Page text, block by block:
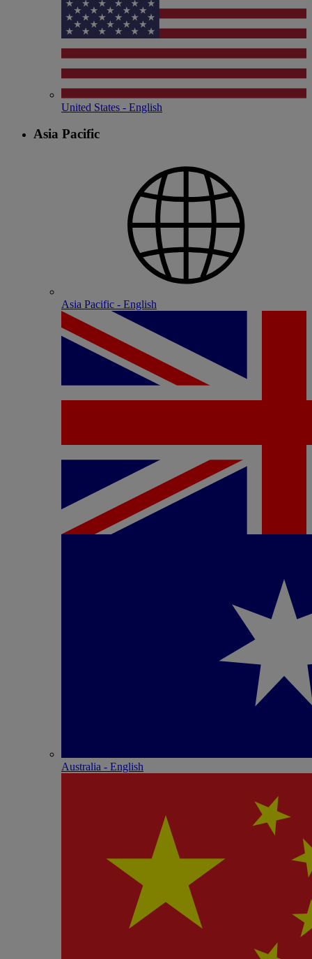
United States - English
Asia Pacific
Asia Pacific - English
Australia - English